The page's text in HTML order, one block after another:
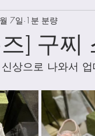
FENDI
MiuMiu
Watch Wallet
] 구찌
7일 1분 분량
상으로 나와서